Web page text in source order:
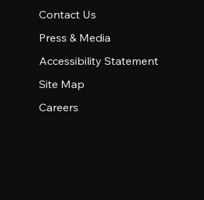
Contact Us
Press & Media
Accessibility Statement
Site Map
Careers